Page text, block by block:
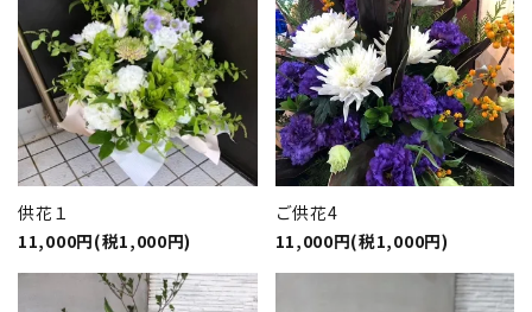
供花１
11,000円(税1,000円)
ご供花4
11,000円(税1,000円)